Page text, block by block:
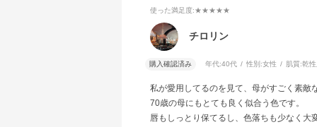
使った満足度:★★★★★
チロリン
購入確認済み 年代:40代 性別:女性 肌質:乾
私が愛用してるのを見て、母がすごく素敵
70歳の母にもとても良く似合う色です。
唇もしっとり保てるし、色落ちも少なく大